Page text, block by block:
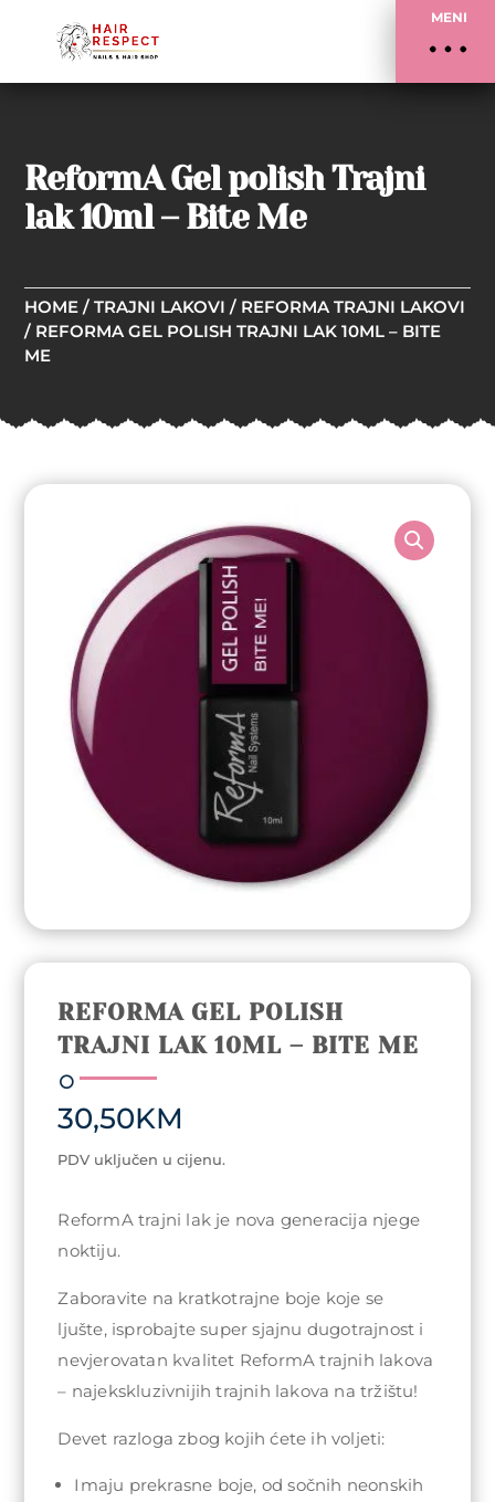
MENI
ReformA Gel polish Trajni
lak 10ml – Bite Me
HOME /TRAJNI LAKOVI / REFORMA TRAJNI LAKOVI
/ REFORMA GEL POLISH TRAJNI LAK 10ML – BITE
ME
REFORMA GEL POLISH
TRAJNI LAK 10ML – BITE ME
30,50KM
PDV uključen u cijenu.
ReformA trajni lak je nova generacija njege
noktiju.
Zaboravite na kratkotrajne boje koje se
ljušte, isprobajte super sjajnu dugotrajnost i
nevjerovatan kvalitet ReformA trajnih lakova
– najekskluzivnijih trajnih lakova na tržištu!
Devet razloga zbog kojih ćete ih voljeti:
Imaju prekrasne boje, od sočnih neonskih